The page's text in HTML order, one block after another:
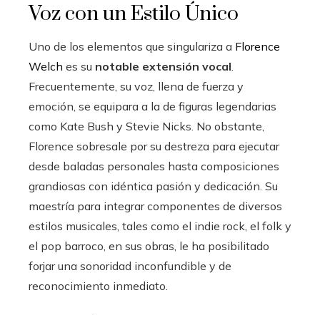
Voz con un Estilo Único
Uno de los elementos que singulariza a Florence
Welch es su notable extensión vocal
Frecuentemente, su voz, llena de fuerza y
emoción, se equipara a la de figuras legendarias
como Kate Bush y Stevie Nicks. No obstante,
Florence sobresale por su destreza para ejecutar
desde baladas personales hasta composiciones
grandiosas con idéntica pasión y dedicación. Su
maestría para integrar componentes de diversos
estilos musicales, tales como el indie rock, el folk y
el pop barroco, en sus obras, le ha posibilitado
forjar una sonoridad inconfundible y de
reconocimiento inmediato.